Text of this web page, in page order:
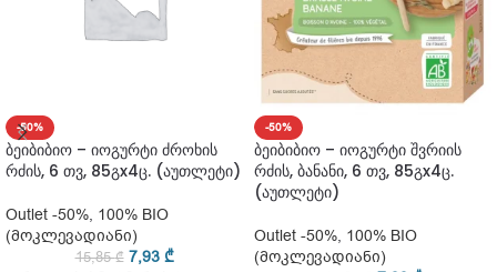
-50%
ბეიბიბიო – იოგურტი ძროხის
რძის, 6 თვ, 85გx4ც. (აუთლეტი)
Outlet -50%, 100% BIO
(მოკლევადიანი)
15,85₾ 7,93 ₾
-50%
ბეიბიბიო – იოგურტი შვრიის
რძის, ბანანი, 6 თვ, 85გx4ც.
(აუთლეტი)
Outlet -50%, 100% BIO
(მოკლევადიანი)